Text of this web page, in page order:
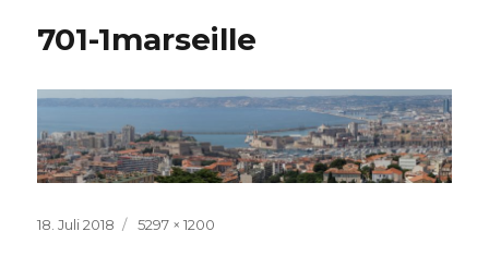
701-1marseille
Veröffentlicht
18. Juli 2018
Volle
5297 × 1200